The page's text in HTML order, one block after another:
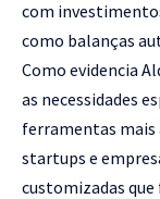
com
como balanças
Como evidencia
as necessidades
ferramentas mais
startups e
customizadas